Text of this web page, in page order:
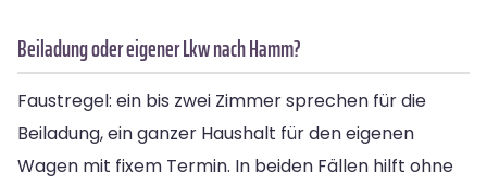
Beiladung oder eigener Lkw nach Hamm?
Faustregel: ein bis zwei Zimmer sprechen für die
Beiladung, ein ganzer Haushalt für den eigenen
Wagen mit fixem Termin. In beiden Fällen hilft ohne